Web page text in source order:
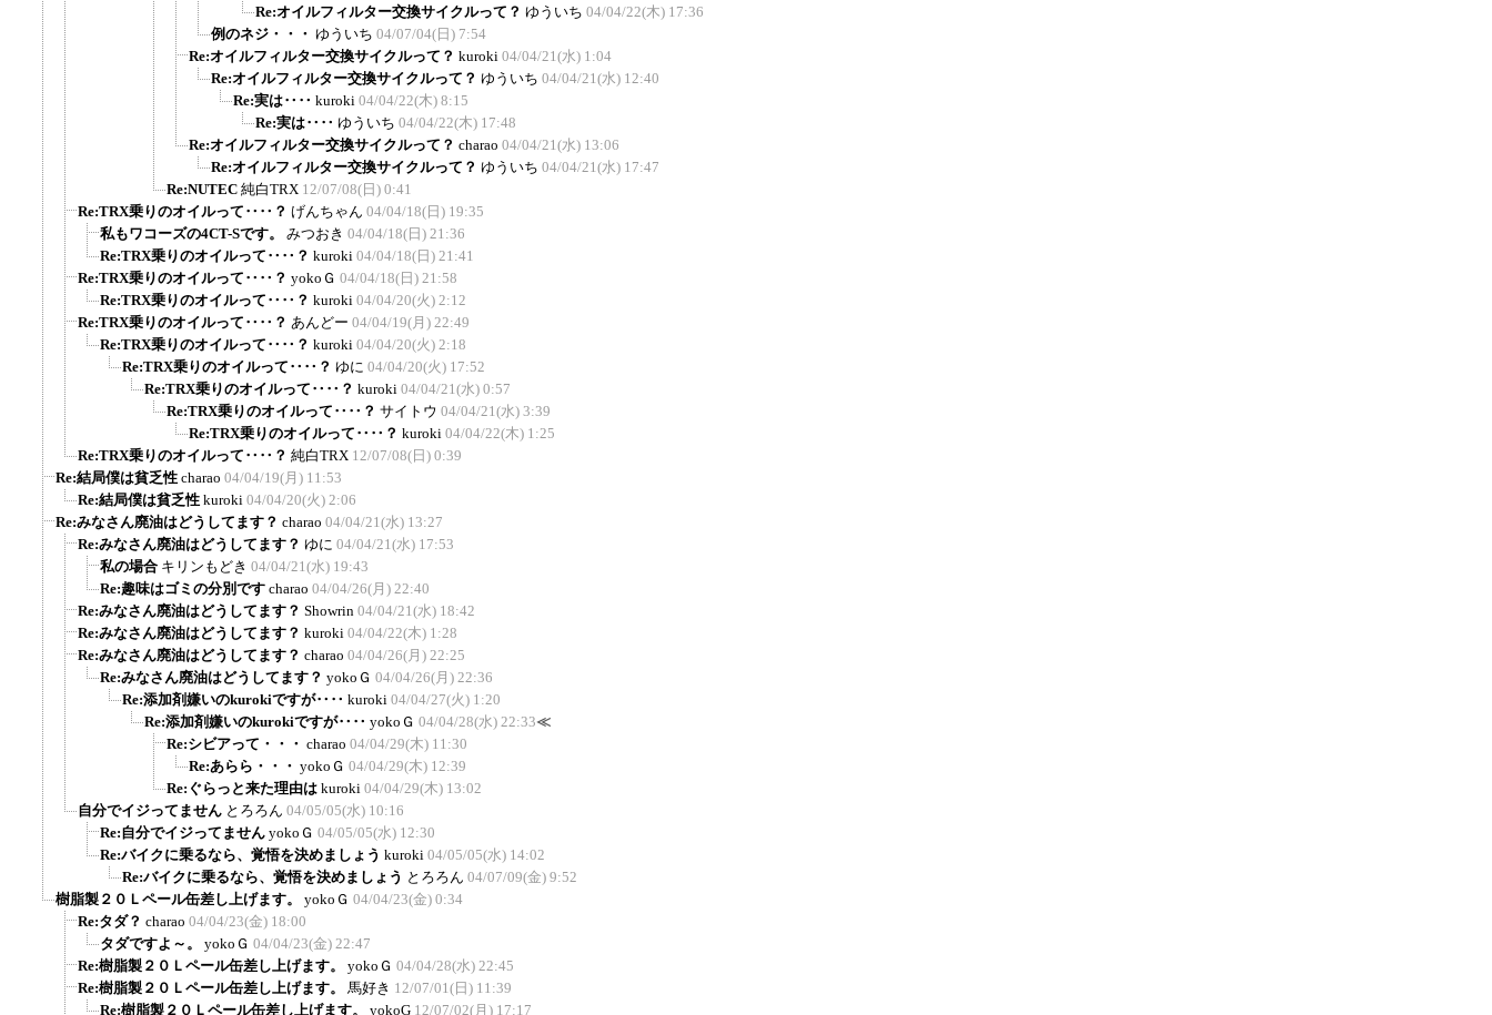
Re:オイルフィルター交換サイクルって？ ゆういち 04/04/22(木) 17:36
例のネジ・・・ ゆういち 04/07/04(日) 7:54
Re:オイルフィルター交換サイクルって？ kuroki 04/04/21(水) 1:04
Re:オイルフィルター交換サイクルって？ ゆういち 04/04/21(水) 12:40
Re:実は‥‥ kuroki 04/04/22(木) 8:15
Re:実は‥‥ ゆういち 04/04/22(木) 17:48
Re:オイルフィルター交換サイクルって？ charao 04/04/21(水) 13:06
Re:オイルフィルター交換サイクルって？ ゆういち 04/04/21(水) 17:47
Re:NUTEC 純白TRX 12/07/08(日) 0:41
Re:TRX乗りのオイルって‥‥？ げんちゃん 04/04/18(日) 19:35
私もワコーズの4CT-Sです。
みつおき 04/04/18(日) 21:36
Re:TRX乗りのオイルって‥‥？ kuroki 04/04/18(日) 21:41
Re:TRX乗りのオイルって‥‥？ yokoＧ 04/04/18(日) 21:58
Re:TRX乗りのオイルって‥‥？ kuroki 04/04/20(火) 2:12
Re:TRX乗りのオイルって‥‥？ あんどー 04/04/19(月) 22:49
Re:TRX乗りのオイルって‥‥？ kuroki 04/04/20(火) 2:18
Re:TRX乗りのオイルって‥‥？ ゆに 04/04/20(火) 17:52
Re:TRX乗りのオイルって‥‥？ kuroki 04/04/21(水) 0:57
Re:TRX乗りのオイルって‥‥？ サイトウ 04/04/21(水) 3:39
Re:TRX乗りのオイルって‥‥？ kuroki 04/04/22(木) 1:25
Re:TRX乗りのオイルって‥‥？ 純白TRX 12/07/08(日) 0:39
Re:結局僕は貧乏性 charao 04/04/19(月) 11:53
Re:結局僕は貧乏性 kuroki 04/04/20(火) 2:06
Re:みなさん廃油はどうしてます？ charao 04/04/21(水) 13:27
Re:みなさん廃油はどうしてます？ ゆに 04/04/21(水) 17:53
私の場合 キリンもどき 04/04/21(水) 19:43
Re:趣味はゴミの分別です charao 04/04/26(月) 22:40
Re:みなさん廃油はどうしてます？ Showrin 04/04/21(水) 18:42
Re:みなさん廃油はどうしてます？ kuroki 04/04/22(木) 1:28
Re:みなさん廃油はどうしてます？ charao 04/04/26(月) 22:25
Re:みなさん廃油はどうしてます？ yokoＧ 04/04/26(月) 22:36
Re:添加剤嫌いのkurokiですが‥‥ kuroki 04/04/27(火) 1:20
Re:添加剤嫌いのkurokiですが‥‥ yokoＧ 04/04/28(水) 22:33≪
Re:シビアって・・・ charao 04/04/29(木) 11:30
Re:あらら・・・ yokoＧ 04/04/29(木) 12:39
Re:ぐらっと来た理由は kuroki 04/04/29(木) 13:02
自分でイジってません とろろん 04/05/05(水) 10:16
Re:自分でイジってません yokoＧ 04/05/05(水) 12:30
Re:バイクに乗るなら、覚悟を決めましょう kuroki 04/05/05(水) 14:02
Re:バイクに乗るなら、覚悟を決めましょう とろろん 04/07/09(金) 9:52
樹脂製２０Ｌペール缶差し上げます。
yokoＧ 04/04/23(金) 0:34
Re:タダ？ charao 04/04/23(金) 18:00
タダですよ～。
yokoＧ 04/04/23(金) 22:47
Re:樹脂製２０Ｌペール缶差し上げます。
yokoＧ 04/04/28(水) 22:45
Re:樹脂製２０Ｌペール缶差し上げます。
馬好き 12/07/01(日) 11:39
Re:樹脂製２０Ｌペール缶差し上げます。
yokoG 12/07/02(月) 17:17